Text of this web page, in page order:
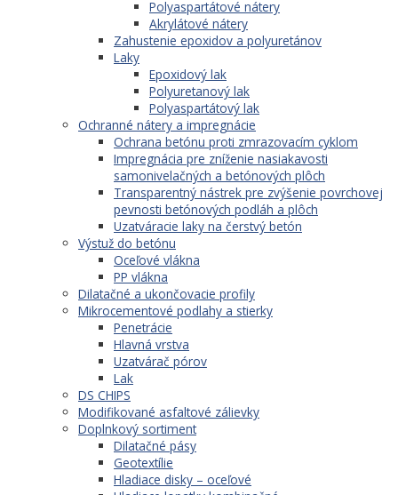
Polyaspartátové nátery
Akrylátové nátery
Zahustenie epoxidov a polyuretánov
Laky
Epoxidový lak
Polyuretanový lak
Polyaspartátový lak
Ochranné nátery a impregnácie
Ochrana betónu proti zmrazovacím cyklom
Impregnácia pre zníženie nasiakavosti
samonivelačných a betónových plôch
Transparentný nástrek pre zvýšenie povrchovej
pevnosti betónových podláh a plôch
Uzatváracie laky na čerstvý betón
Výstuž do betónu
Oceľové vlákna
PP vlákna
Dilatačné a ukončovacie profily
Mikrocementové podlahy a stierky
Penetrácie
Hlavná vrstva
Uzatvárač pórov
Lak
DS CHIPS
Modifikované asfaltové zálievky
Doplnkový sortiment
Dilatačné pásy
Geotextílie
Hladiace disky – oceľové